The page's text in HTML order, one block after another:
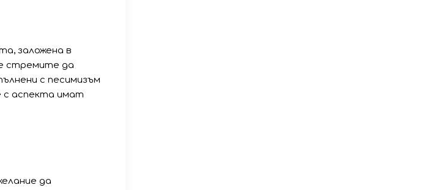
заложена в
стремите да
с песимизъм
с аспекта имат
да